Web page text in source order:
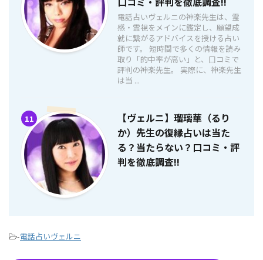
電話占いヴェルニの神楽先生は、霊
感・霊視をメインに鑑定し、願望成
就に繋がるアドバイスを授ける占い
師です。 短時間で多くの情報を読み
取り「的中率が高い」と、口コミで
評判の神楽先生。 実際に、神楽先生
は当 ...
11
【ヴェルニ】瑠璃華（るり
か）先生の復縁占いは当た
る？当たらない？口コミ・評
判を徹底調査!!
-電話占いヴェルニ